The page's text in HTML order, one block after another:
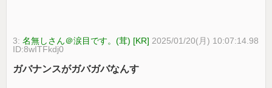
3:名無しさん＠涙目です。(茸) [KR] 2025/01/20(月) 10:07:14.98
ID:8wITFkdj0
ガバナンスがガバガバなんす